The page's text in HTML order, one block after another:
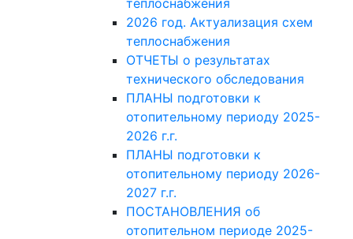
теплоснабжения
2026 год. Актуализация схем
теплоснабжения
ОТЧЕТЫ о результатах
технического обследования
ПЛАНЫ подготовки к
отопительному периоду 2025-
2026 г.г.
ПЛАНЫ подготовки к
отопительному периоду 2026-
2027 г.г.
ПОСТАНОВЛЕНИЯ об
отопительном периоде 2025-